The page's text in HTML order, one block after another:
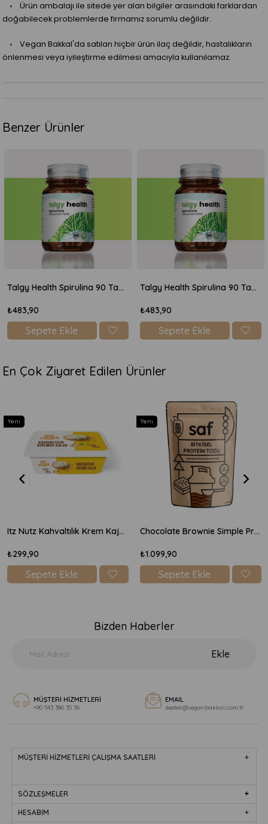
◦ Ürün ambalajı ile sitede yer alan bilgiler arasındaki farklardan
doğabilecek problemlerde firmamız sorumlu değildir.
◦ Vegan Bakkal'da satılan hiçbir ürün ilaç değildir, hastalıkların
önlenmesi veya iyileştirme edilmesi amacıyla kullanılamaz.
Benzer Ürünler
Talgy Health Spirulina 90 Tablet
₺483,90
Sepete Ekle
Talgy Health Spirulina 90 Tablet
₺483,90
Sepete Ekle
En Çok Ziyaret Edilen Ürünler
Itz Nutz Kahvaltılık Krem Kaju Peyniri 170gr
₺299,90
Sepete Ekle
Yeni
Chocolate Brownie Simple Protein Mix 600gr
₺1.099,90
Sepete Ekle
Yeni
Bizden Haberler
Ekle
MÜŞTERİ HİZMETLERİ
+90 543 386 35 36
EMAIL
destek@veganbakkal.com.tr
MÜŞTERİ HİZMETLERİ ÇALIŞMA SAATLERİ
SÖZLEŞMELER
HESABIM